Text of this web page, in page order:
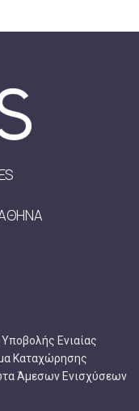
ΑΘΗΝΑ
Ενιαίας
Καταχώρησης
Άμεσων Ενισχύσεων